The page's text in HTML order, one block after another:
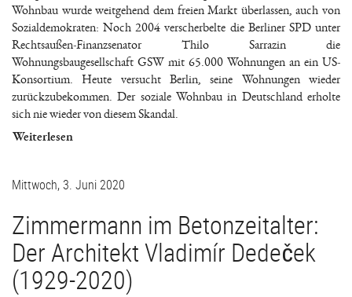
Wohnbau wurde weitgehend dem freien Markt überlassen, auch von
Sozialdemokraten: Noch 2004 verscherbelte die Berliner SPD unter
Rechtsaußen-Finanzsenator Thilo Sarrazin die
Wohnungsbaugesellschaft GSW mit 65.000 Wohnungen an ein US-
Konsortium. Heute versucht Berlin, seine Wohnungen wieder
zurückzubekommen. Der soziale Wohnbau in Deutschland erholte
sich nie wieder von diesem Skandal.
Weiterlesen
Mittwoch, 3. Juni 2020
Zimmermann im Betonzeitalter:
Der Architekt Vladimír Dedeček
(1929-2020)